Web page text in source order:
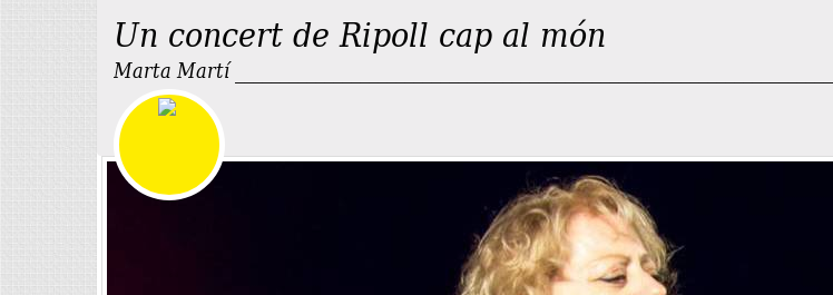
Un concert de Ripoll cap al món
Marta Martí